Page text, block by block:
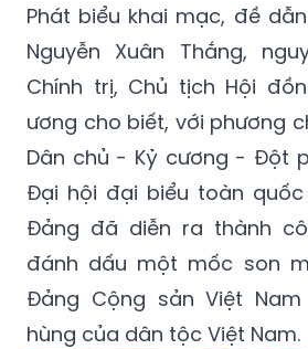
Phát biểu khai mạc, đề
Nguyễn Xuân Thắng,
Chính trị, Chủ tịch Hội
ương cho biết, với phương
Dân chủ - Kỷ cương - Đột
Đại hội đại biểu toàn quốc
Đảng đã diễn ra thành
đánh dấu một mốc son
Đảng Cộng sản Việt
hùng của dân tộc Việt Nam.